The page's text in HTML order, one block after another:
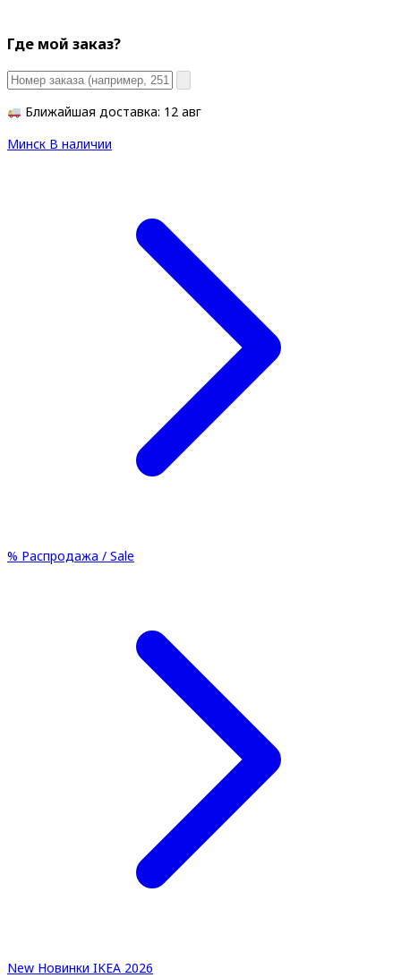
Где мой заказ?
Ближайшая доставка: 12 авг
Минск В наличии
% Распродажа / Sale
New Новинки IKEA 2026